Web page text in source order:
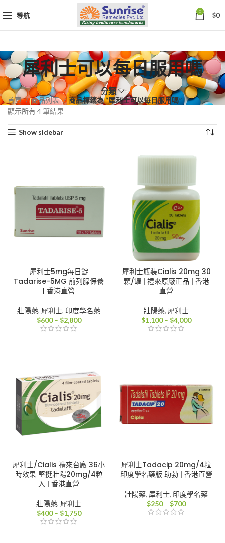
導航 0 $0
犀利士可以每日服用嗎
分類
首頁 商品列表
商品標籤為 “犀利士可以每日服用嗎”
顯示所有 4 筆結果
Show sidebar
犀利士5mg每日錠
Tadarise-5MG 前列腺保養
| 香港直營
壯陽藥, 犀利士, 印度學名藥
$600 – $2,800價
$2,800
犀利士瓶裝Cialis 20mg 30
顆/罐 | 禮來原廠正品 | 香港
直營
壯陽藥, 犀利士
$1,100 – $4,000價
犀利士/Cialis 禮來台廠 36小
時效果 堅挺壯陽20mg/4粒
入 | 香港直營
壯陽藥, 犀利士
$400 – $1,750價
犀利士Tadacip 20mg/4粒
印度學名藥版 助勃 | 香港直營
壯陽藥, 犀利士, 印度學名藥
$250 – $700價